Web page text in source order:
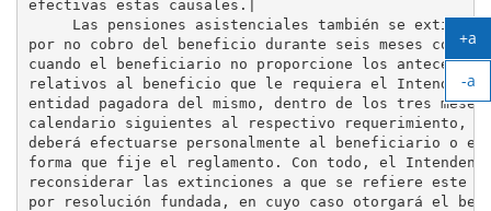
efectivas estas causales.|
Las pensiones asistenciales también se
por no cobro del beneficio durante seis meses
cuando el beneficiario no proporcione los
relativos al beneficio que le requiera el
entidad pagadora del mismo, dentro de los tres meses
calendario siguientes al respectivo requerimiento,
deberá efectuarse personalmente al beneficiario o
forma que fije el reglamento. Con todo, el
reconsiderar las extinciones a que se refiere este
por resolución fundada, en cuyo caso otorgará el
+a
-a